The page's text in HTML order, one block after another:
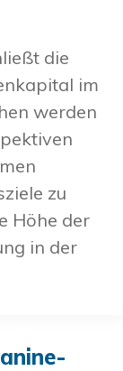
die
im
werden
zu
Höhe der
in der